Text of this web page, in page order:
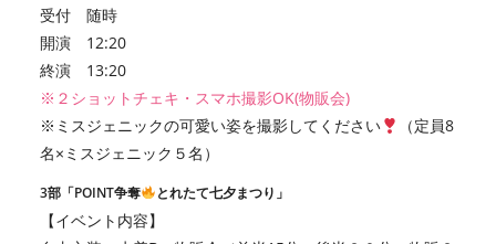
受付 随時
開演 12:20
終演 13:20
※２ショットチェキ・スマホ撮影OK(物販会)
※ミスジェニックの可愛い姿を撮影してください
（定員8
名×ミスジェニック５名）
3部「POINT争奪 とれたて七夕まつり」
【イベント内容】